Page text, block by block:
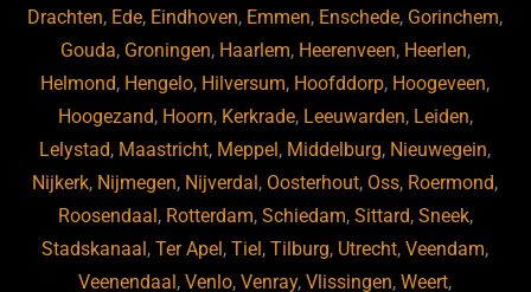
Drachten, Ede, Eindhoven, Emmen, Enschede, Gorinchem,
Gouda, Groningen, Haarlem, Heerenveen, Heerlen,
Helmond, Hengelo, Hilversum, Hoofddorp, Hoogeveen,
Hoogezand, Hoorn, Kerkrade, Leeuwarden, Leiden,
Lelystad, Maastricht, Meppel, Middelburg, Nieuwegein,
Nijkerk, Nijmegen, Nijverdal, Oosterhout, Oss, Roermond,
Roosendaal, Rotterdam, Schiedam, Sittard, Sneek,
Stadskanaal,Ter Apel,Tiel,Tilburg, Utrecht,Veendam,
Veenendaal,Venlo,Venray,Vlissingen,Weert,